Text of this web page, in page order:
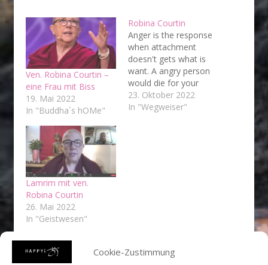
Cookie-Zustimmung
Ven. Robina Courtin –
eine Frau mit Biss
19. Mai 2022
In "Buddha´s hOMe"
Robina Courtin
Anger is the response
when attachment
doesn't gets what is
want. A angry person
would die for your
love.
23. Oktober 2022
In "Wegweiser"
Lamrim mit ven.
Robina Courtin
26. Mai 2022
In "Geistwesen"